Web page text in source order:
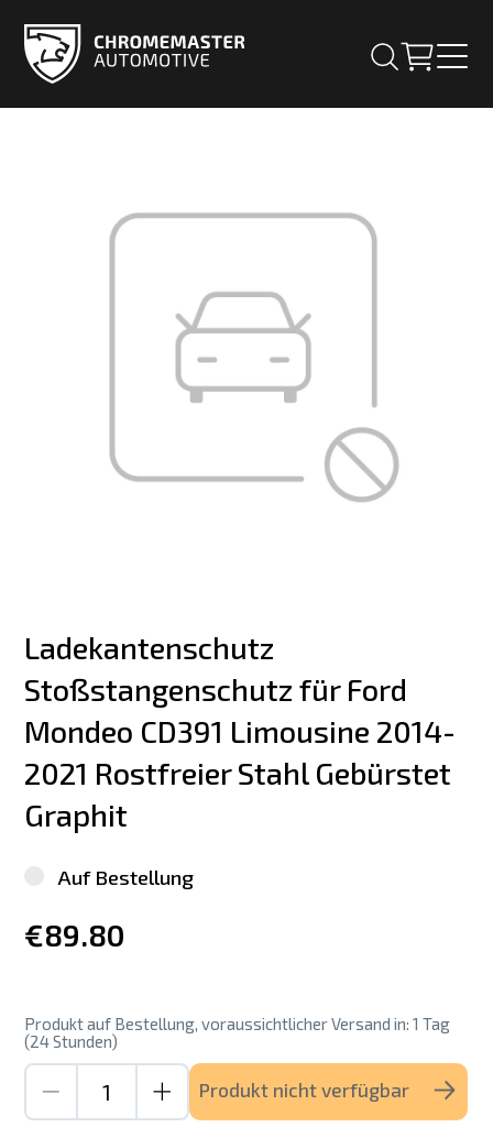
Ladekantenschutz
Stoßstangenschutz für Ford
Mondeo CD391 Limousine 2014-
2021 Rostfreier Stahl Gebürstet
Graphit
Auf Bestellung
€89.80
Produkt auf Bestellung, voraussichtlicher Versand in: 1 Tag
(24 Stunden)
Produkt nicht verfügbar